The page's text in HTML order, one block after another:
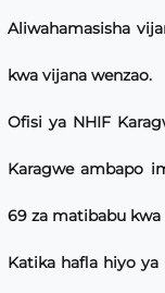
Aliwahamasisha
kwa vijana wenzao.
Ofisi ya NHIF
Karagwe ambapo
69 za matibabu
Katika hafla hiyo